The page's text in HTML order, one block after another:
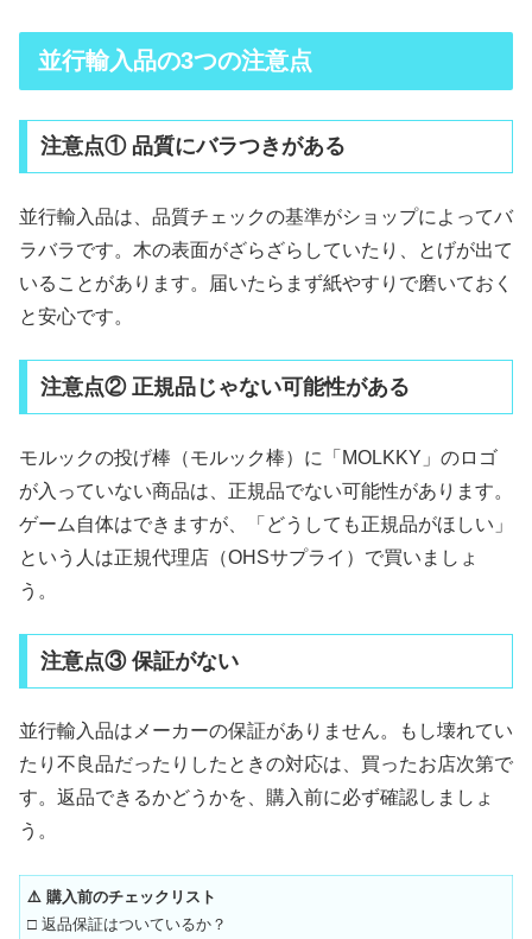
並行輸入品の3つの注意点
注意点① 品質にバラつきがある
並行輸入品は、品質チェックの基準がショップによってバ
ラバラです。木の表面がざらざらしていたり、とげが出て
いることがあります。届いたらまず紙やすりで磨いておく
と安心です。
注意点② 正規品じゃない可能性がある
モルックの投げ棒（モルック棒）に「MOLKKY」のロゴ
が入っていない商品は、正規品でない可能性があります。
ゲーム自体はできますが、「どうしても正規品がほしい」
という人は正規代理店（OHSサプライ）で買いましょ
う。
注意点③ 保証がない
並行輸入品はメーカーの保証がありません。もし壊れてい
たり不良品だったりしたときの対応は、買ったお店次第で
す。返品できるかどうかを、購入前に必ず確認しましょ
う。
⚠️ 購入前のチェックリスト
□ 返品保証はついているか？